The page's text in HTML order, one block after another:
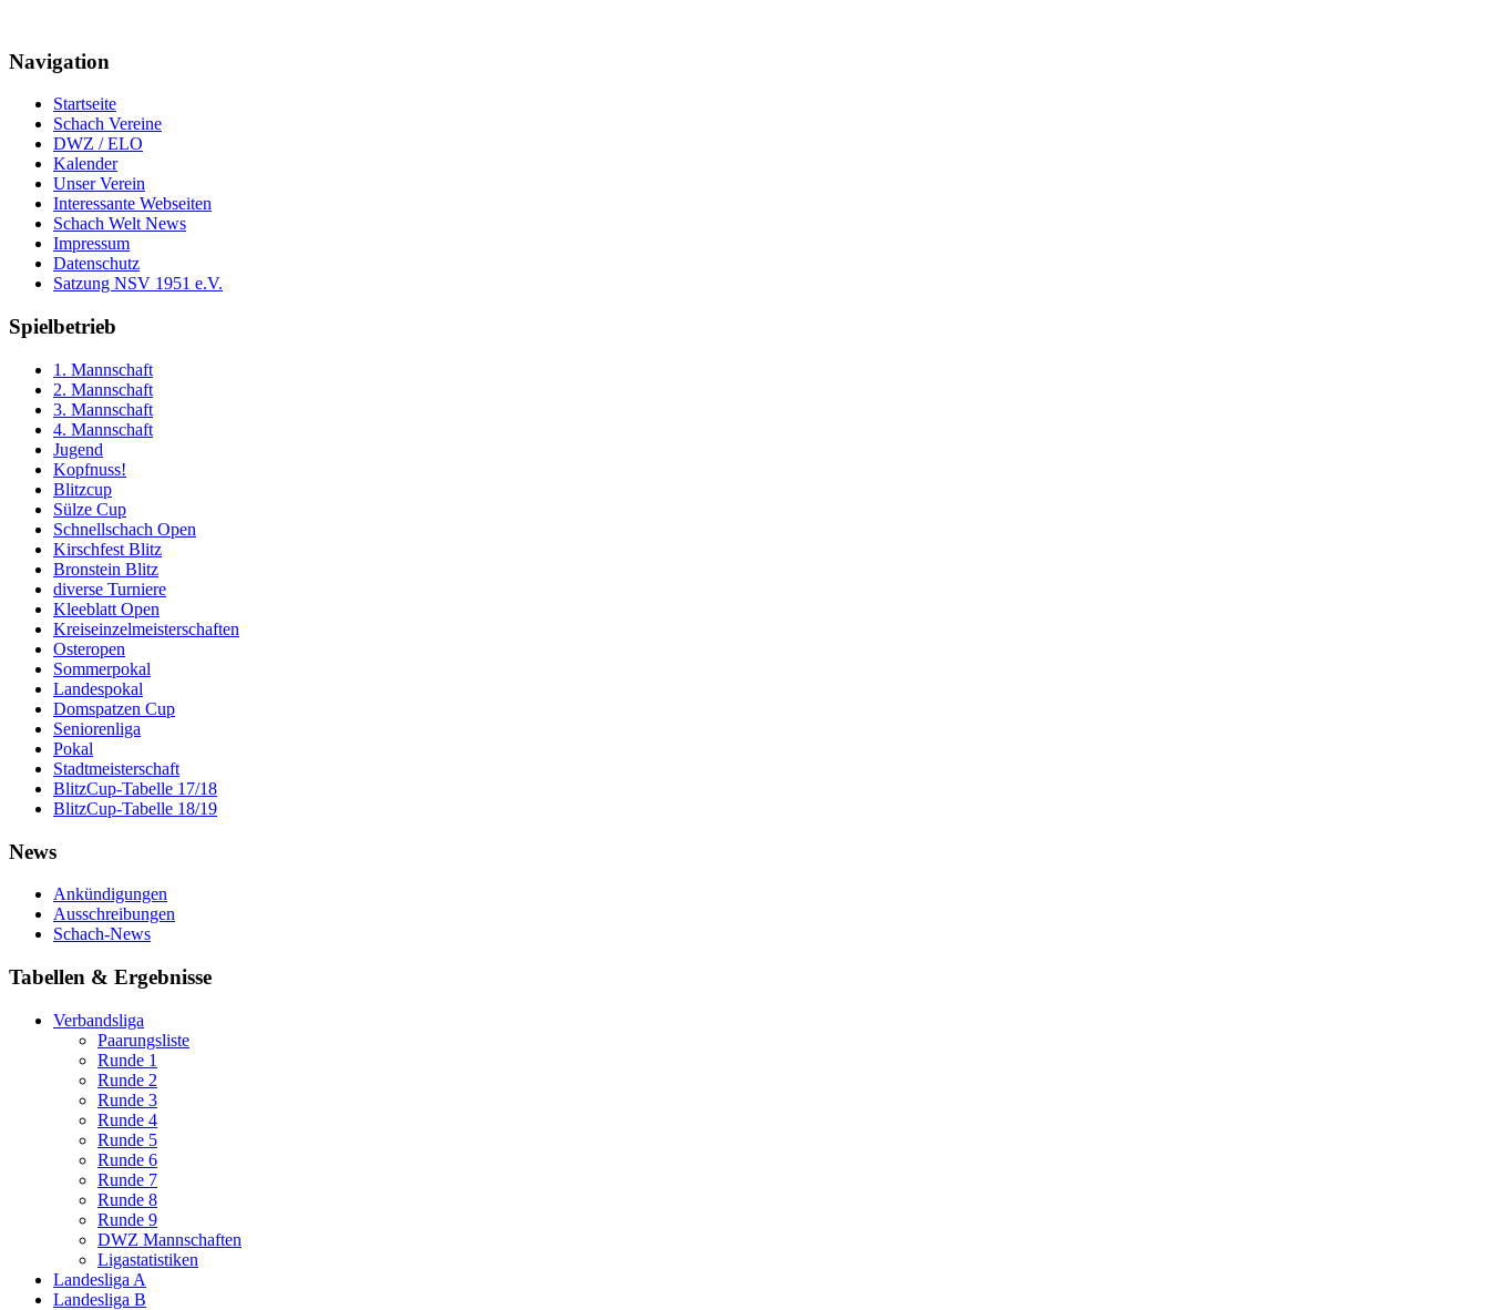
Navigation
Startseite
Schach Vereine
DWZ / ELO
Kalender
Unser Verein
Interessante Webseiten
Schach Welt News
Impressum
Datenschutz
Satzung NSV 1951 e.V.
Spielbetrieb
1. Mannschaft
2. Mannschaft
3. Mannschaft
4. Mannschaft
Jugend
Kopfnuss!
Blitzcup
Sülze Cup
Schnellschach Open
Kirschfest Blitz
Bronstein Blitz
diverse Turniere
Kleeblatt Open
Kreiseinzelmeisterschaften
Osteropen
Sommerpokal
Landespokal
Domspatzen Cup
Seniorenliga
Pokal
Stadtmeisterschaft
BlitzCup-Tabelle 17/18
BlitzCup-Tabelle 18/19
News
Ankündigungen
Ausschreibungen
Schach-News
Tabellen & Ergebnisse
Verbandsliga
Paarungsliste
Runde 1
Runde 2
Runde 3
Runde 4
Runde 5
Runde 6
Runde 7
Runde 8
Runde 9
DWZ Mannschaften
Ligastatistiken
Landesliga A
Landesliga B